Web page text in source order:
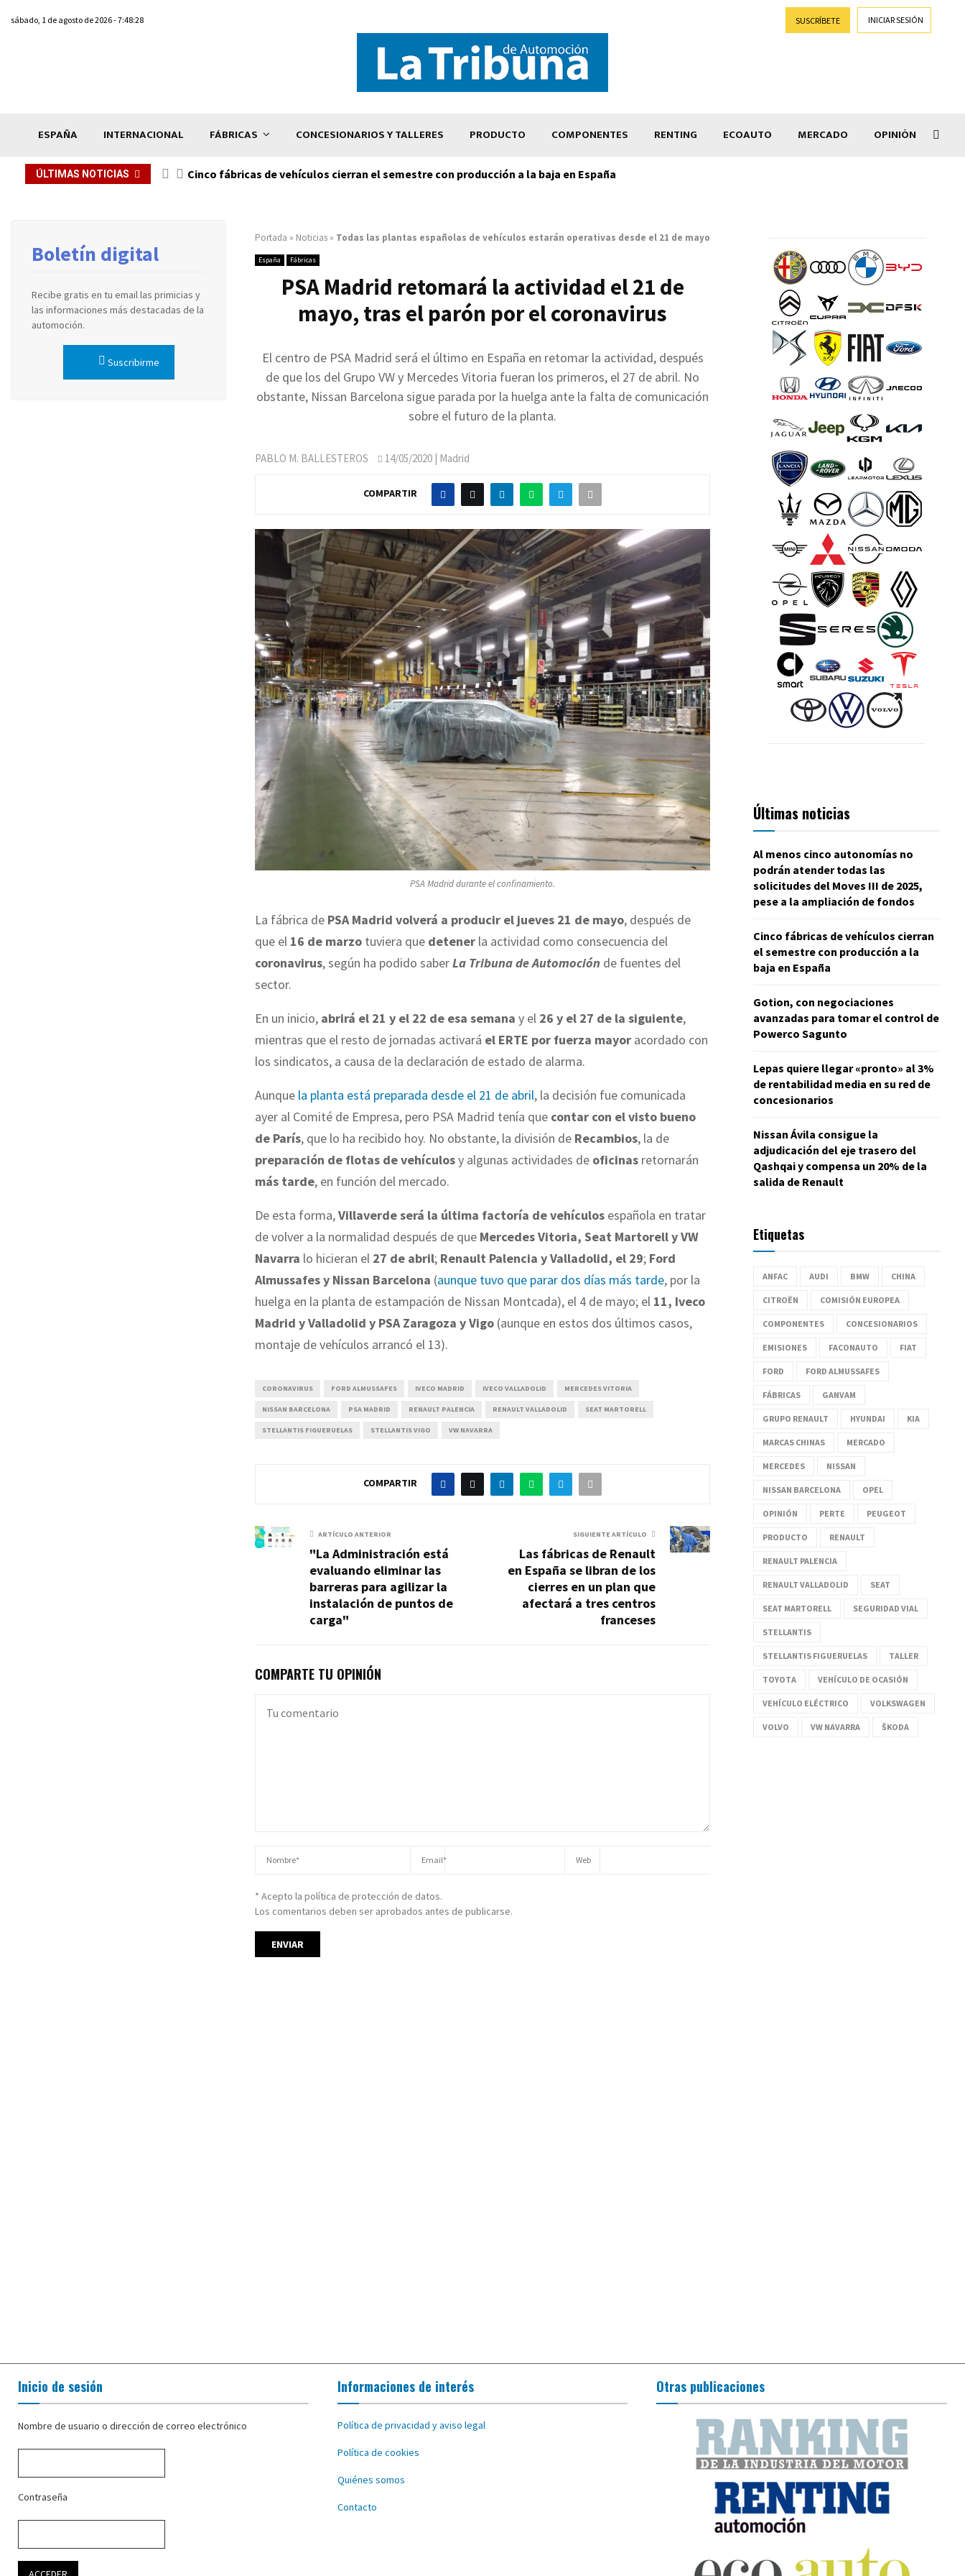
sábado, 1 de agosto de 2026 - 7:48:28 SUSCRÍBETE INICIAR SESIÓN
ESPAÑA INTERNACIONAL FÁBRICAS CONCESIONARIOS Y TALLERES PRODUCTO COMPONENTES RENTING ECOAUTO MERCADO OPINIÓN
ÚLTIMAS NOTICIAS Cinco fábricas de vehículos cierran el semestre con producción a la baja en España
Portada » Noticias » Todas las plantas españolas de vehículos estarán operativas desde el 21 de mayo
España Fábricas
PSA Madrid retomará la actividad el 21 de
mayo, tras el parón por el coronavirus
El centro de PSA Madrid será el último en España en retomar la actividad, después
de que los del Grupo VW y Mercedes Vitoria fueran los primeros, el 27 de abril. No
obstante, Nissan Barcelona sigue parada por la huelga ante la falta de comunicación
sobre el futuro de la planta.
PABLO M. BALLESTEROS 14/05/2020 | Madrid
COMPARTIR
PSA Madrid durante el confinamiento.
La fábrica de PSA Madrid volverá a producir el jueves 21 de mayo, después de
que el 16 de marzo tuviera que detener la actividad como consecuencia del
coronavirus, según ha podido saberLa Tribuna de Automoción de fuentes del
sector.
En un inicio, abrirá el 21 y el 22 de esa semana y el 26 y el 27 de la siguiente,
mientras que el resto de jornadas activará el ERTE por fuerza mayor acordado con
los sindicatos, a causa de la declaración de estado de alarma.
Aunque la planta está preparada desde el 21 de abril, la decisión fue comunicada
ayer al Comité de Empresa, pero PSA Madrid tenía que contar con el visto bueno
de París, que lo ha recibido hoy. No obstante, la división de Recambios, la de
preparación de flotas de vehículosy algunas actividades de oficinas retornarán
más tarde, en función del mercado.
De esta forma,Villaverde será la última factoría de vehículos española en tratar
de volver a la normalidad después de que Mercedes Vitoria, Seat Martorell y VW
Navarra lo hicieran el 27 de abril; Renault Palencia y Valladolid, el 29; Ford
Almussafes y Nissan Barcelona (aunque tuvo que parar dos días más tarde, por la
huelga en la planta de estampación de Nissan Montcada), el 4 de mayo; el 11, Iveco
Madrid y Valladolid y PSA Zaragoza y Vigo (aunque en estos dos últimos casos,
montaje de vehículos arrancó el 13).
CORONAVIRUS FORD ALMUSSAFES IVECO MADRID IVECO VALLADOLID MERCEDES VITORIA
NISSAN BARCELONA PSA MADRID RENAULT PALENCIA RENAULT VALLADOLID SEAT MARTORELL
STELLANTIS FIGUERUELAS STELLANTIS VIGO VW NAVARRA
COMPARTIR
ARTÍCULO ANTERIOR
"La Administración está
evaluando eliminar las
barreras para agilizar la
instalación de puntos de
carga"
SIGUIENTE ARTÍCULO
Las fábricas de Renault
en España se libran de los
cierres en un plan que
afectará a tres centros
franceses
COMPARTE TU OPINIÓN
* Acepto la política de protección de datos.
Los comentarios deben ser aprobados antes de publicarse.
Boletín digital
Recibe gratis en tu email las primicias y
las informaciones más destacadas de la
automoción.
Suscribirme
Últimas noticias
Al menos cinco autonomías no
podrán atender todas las
solicitudes del Moves III de 2025,
pese a la ampliación de fondos
Cinco fábricas de vehículos cierran
el semestre con producción a la
baja en España
Gotion, con negociaciones
avanzadas para tomar el control de
Powerco Sagunto
Lepas quiere llegar «pronto» al 3%
de rentabilidad media en su red de
concesionarios
Nissan Ávila consigue la
adjudicación del eje trasero del
Qashqai y compensa un 20% de la
salida de Renault
Etiquetas
ANFAC AUDI BMW CHINA
CITROËN COMISIÓN EUROPEA
COMPONENTES CONCESIONARIOS
EMISIONES FACONAUTO FIAT
FORD FORD ALMUSSAFES
FÁBRICAS GANVAM
GRUPO RENAULT HYUNDAI KIA
MARCAS CHINAS MERCADO
MERCEDES NISSAN
NISSAN BARCELONA OPEL
OPINIÓN PERTE PEUGEOT
PRODUCTO RENAULT
RENAULT PALENCIA
RENAULT VALLADOLID SEAT
SEAT MARTORELL SEGURIDAD VIAL
STELLANTIS
STELLANTIS FIGUERUELAS TALLER
TOYOTA VEHÍCULO DE OCASIÓN
VEHÍCULO ELÉCTRICO VOLKSWAGEN
VOLVO VW NAVARRA ŠKODA
Inicio de sesión
Nombre de usuario o dirección de correo electrónico
Contraseña
Informaciones de interés
Política de privacidad y aviso legal
Política de cookies
Quiénes somos
Contacto
Otras publicaciones